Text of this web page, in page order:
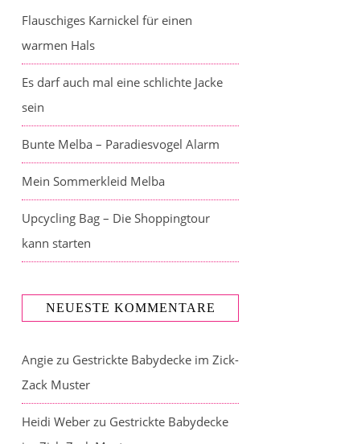
Flauschiges Karnickel für einen
warmen Hals
Es darf auch mal eine schlichte Jacke
sein
Bunte Melba – Paradiesvogel Alarm
Mein Sommerkleid Melba
Upcycling Bag – Die Shoppingtour
kann starten
NEUESTE KOMMENTARE
Angie zu Gestrickte Babydecke im Zick-
Zack Muster
Heidi Weber zu Gestrickte Babydecke